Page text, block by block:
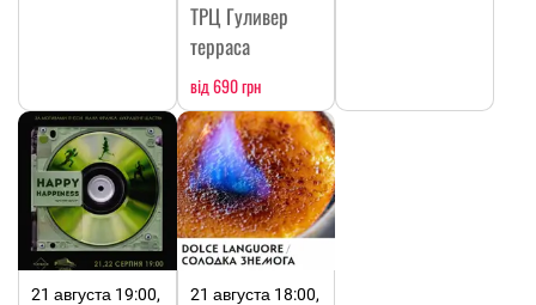
ТРЦ Гуливер
терраса
від 690 грн
21 августа 19:00,
21 августа 18:00,